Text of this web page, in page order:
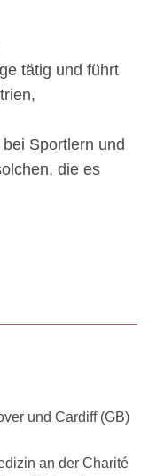
tätig und führt
Sportlern und
die es
und Cardiff (GB)
an der Charité